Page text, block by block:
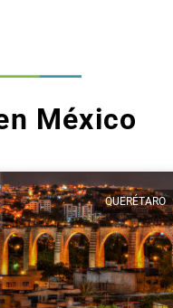
México
QUERÉTARO